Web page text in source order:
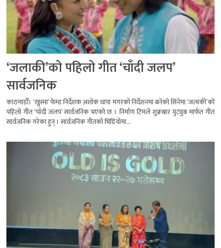
‘जलाकी’को पहिलो गीत ‘चाँदी जलप’
सार्वजनिक
काठमाडौँ। ‘खुस्मा’ फेम्ड निर्देशक अशोक थापा मगरको निर्देशनमा बनेको सिनेमा ‘जलाकी’को
पहिलो गीत ‘चाँदी जलप’ सार्वजनिक भएको छ । निर्माण टिमले शुक्रबार युट्युब मार्फत गीत
सार्वजनिक गरेका हुन् । सार्वजनिक गीतको भिडियोमा...